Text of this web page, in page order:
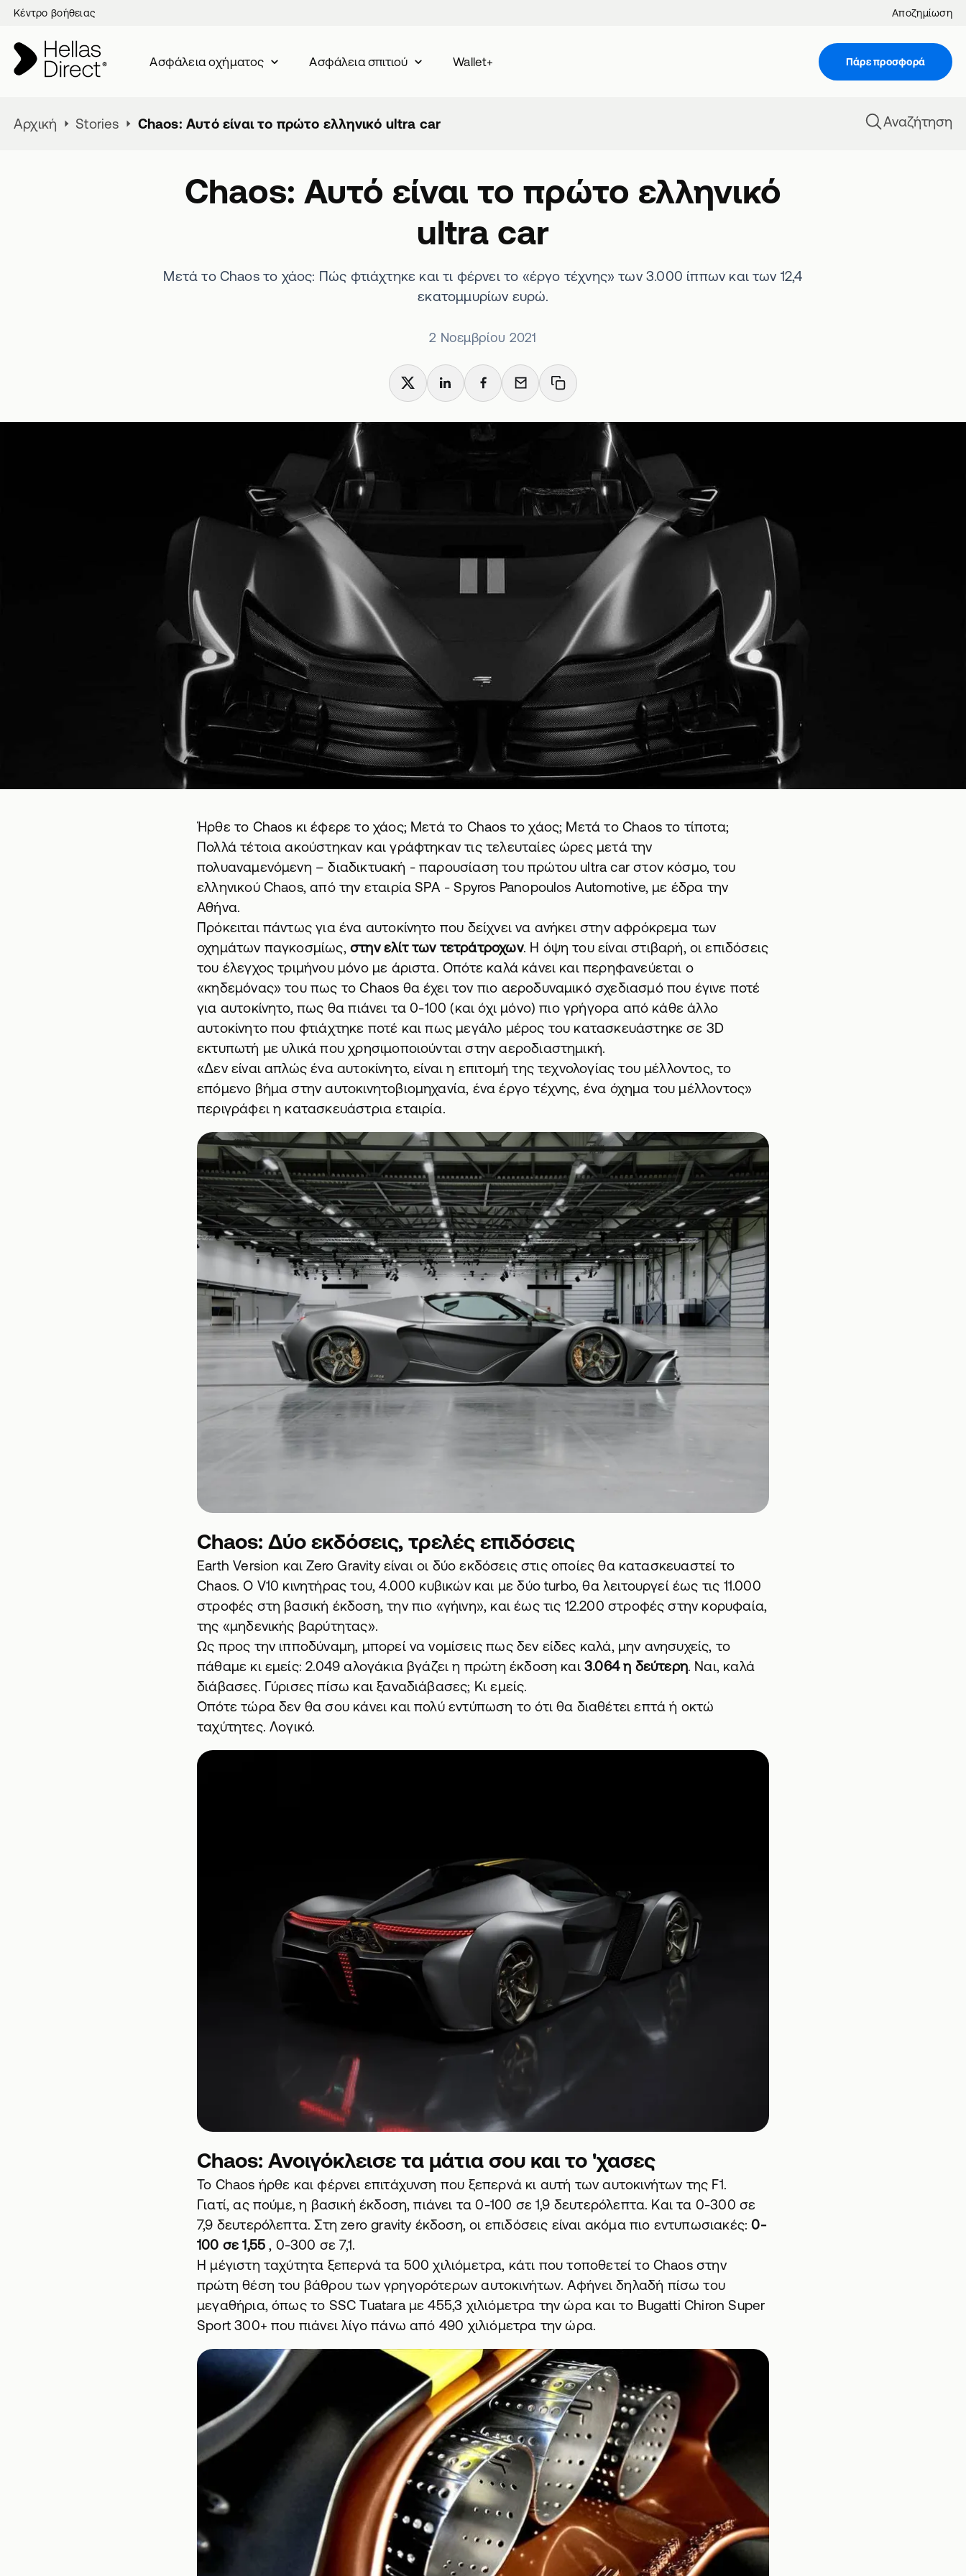
Κέντρο βοήθειας Αποζημίωση
Πάρε προσφορά
Ασφάλεια oχήματος Ασφάλεια σπιτιού Wallet+
Αρχική Stories Chaos: Αυτό είναι το πρώτο ελληνικό ultra car Αναζήτηση
Chaos: Αυτό είναι το πρώτο ελληνικό
ultra car
Μετά το Chaos το χάος: Πώς φτιάχτηκε και τι φέρνει το «έργο τέχνης» των 3.000 ίππων και των 12,4
εκατομμυρίων ευρώ.
2 Νοεμβρίου 2021
X LinkedInFacebook
Email Copy link
Ήρθε το Chaos κι έφερε το χάος; Μετά το Chaos το χάος; Μετά το Chaos το τίποτα;
Πολλά τέτοια ακούστηκαν και γράφτηκαν τις τελευταίες ώρες μετά την
πολυαναμενόμενη – διαδικτυακή - παρουσίαση του πρώτου ultra car στον κόσμο, του
ελληνικού Chaos, από την εταιρία SPA - Spyros Panopoulos Automotive, με έδρα την
Αθήνα.
Πρόκειται πάντως για ένα αυτοκίνητο που δείχνει να ανήκει στην αφρόκρεμα των
οχημάτων παγκοσμίως, στην ελίτ των τετράτροχων. Η όψη του είναι στιβαρή, οι επιδόσεις
του έλεγχος τριμήνου μόνο με άριστα. Οπότε καλά κάνει και περηφανεύεται ο
«κηδεμόνας» του πως το Chaos θα έχει τον πιο αεροδυναμικό σχεδιασμό που έγινε ποτέ
για αυτοκίνητο, πως θα πιάνει τα 0-100 (και όχι μόνο) πιο γρήγορα από κάθε άλλο
αυτοκίνητο που φτιάχτηκε ποτέ και πως μεγάλο μέρος του κατασκευάστηκε σε 3D
εκτυπωτή με υλικά που χρησιμοποιούνται στην αεροδιαστημική.
«Δεν είναι απλώς ένα αυτοκίνητο, είναι η επιτομή της τεχνολογίας του μέλλοντος, το
επόμενο βήμα στην αυτοκινητοβιομηχανία, ένα έργο τέχνης, ένα όχημα του μέλλοντος»
περιγράφει η κατασκευάστρια εταιρία.
Chaos: Δύο εκδόσεις, τρελές επιδόσεις
Earth Version και Zero Gravity είναι οι δύο εκδόσεις στις οποίες θα κατασκευαστεί το
Chaos. Ο V10 κινητήρας του, 4.000 κυβικών και με δύο turbo, θα λειτουργεί έως τις 11.000
στροφές στη βασική έκδοση, την πιο «γήινη», και έως τις 12.200 στροφές στην κορυφαία,
της «μηδενικής βαρύτητας».
Ως προς την ιπποδύναμη, μπορεί να νομίσεις πως δεν είδες καλά, μην ανησυχείς, το
πάθαμε κι εμείς: 2.049 αλογάκια βγάζει η πρώτη έκδοση και3.064 η δεύτερη. Ναι, καλά
διάβασες. Γύρισες πίσω και ξαναδιάβασες; Κι εμείς.
Οπότε τώρα δεν θα σου κάνει και πολύ εντύπωση το ότι θα διαθέτει επτά ή οκτώ
ταχύτητες. Λογικό.
Chaos: Ανοιγόκλεισε τα μάτια σου και το 'χασες
Το Chaos ήρθε και φέρνει επιτάχυνση που ξεπερνά κι αυτή των αυτοκινήτων της F1.
Γιατί, ας πούμε, η βασική έκδοση, πιάνει τα 0-100 σε 1,9 δευτερόλεπτα. Και τα 0-300 σε
7,9 δευτερόλεπτα. Στη zero gravity έκδοση, οι επιδόσεις είναι ακόμα πιο εντυπωσιακές:0-
100 σε 1,55 , 0-300 σε 7,1.
Η μέγιστη ταχύτητα ξεπερνά τα 500 χιλιόμετρα, κάτι που τοποθετεί το Chaos στην
πρώτη θέση του βάθρου των γρηγορότερων αυτοκινήτων. Αφήνει δηλαδή πίσω του
μεγαθήρια, όπως το SSC Tuatara με 455,3 χιλιόμετρα την ώρα και το Bugatti Chiron Super
Sport 300+ που πιάνει λίγο πάνω από 490 χιλιόμετρα την ώρα.